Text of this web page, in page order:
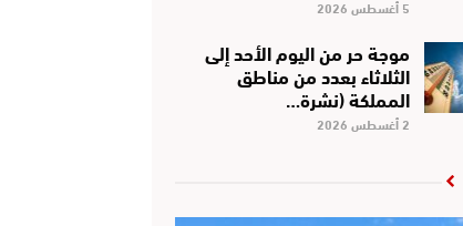
5 أغسطس 2026
موجة حر من اليوم الأحد إلى
الثلاثاء بعدد من مناطق
المملكة (نشرة…
2 أغسطس 2026